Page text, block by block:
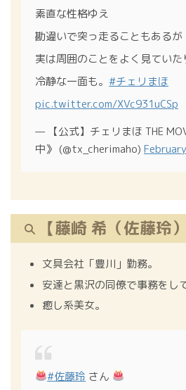
素直な性格ゆえ
勘違いで突っ走ることもあるが
実は周囲のことをよく見ていた
冷静な一面も。 #チェリまほ
pic.twitter.com/XVc931uCSp
— 【公式】チェリまほ THE
中》 (@tx_cherimaho)
【藤崎 希（佐藤玲）
文具会社「豊川」勤務。
安達と黒沢の同僚で事務をし
癒し系美女。
#佐藤玲 さん